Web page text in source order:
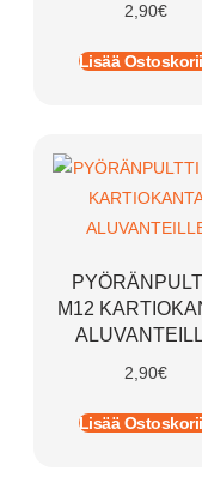
2,90€
Lisää
M12
2,90€
Lisää